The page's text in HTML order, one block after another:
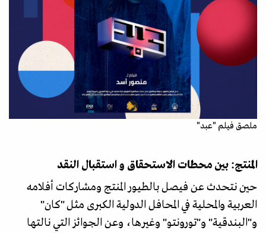
ملصق فيلم "عبد"
المنتج: بين محطات الاستحقاق و استقبال النقد
حين نتحدث عن فيصل بالطيور المنتج ومشاركات أفلامه
العربية والمحلية في المحافل الدولية الكبرى مثل "كان"
و"البندقية" و"تورونتو" وغيرها، وعن الجوائز التي نالتها